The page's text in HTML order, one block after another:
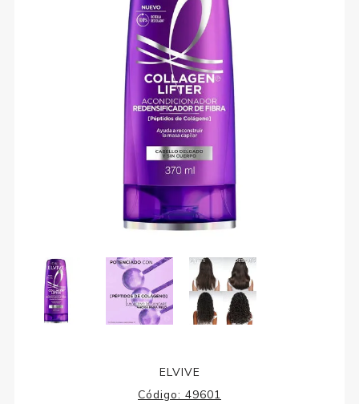
ELVIVE
Código: 49601